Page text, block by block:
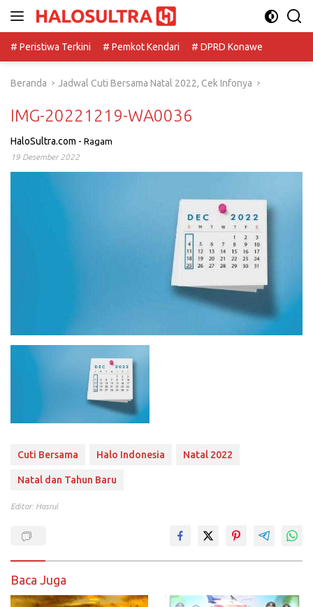
# Peristiwa Terkini
# Pemkot Kendari # DPRD Konawe
Beranda Jadwal Cuti Bersama Natal 2022, Cek Infonya
IMG-20221219-WA0036
HaloSultra.com - Ragam
19 Desember 2022
Cuti Bersama Halo Indonesia Natal 2022
Natal dan Tahun Baru
Editor: Hasrul
Baca Juga